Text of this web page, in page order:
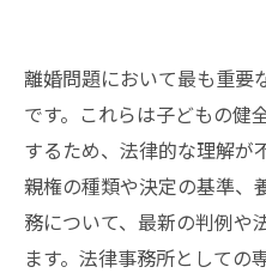
離婚問題において最も重要
です。これらは子どもの健
するため、法律的な理解が
親権の種類や決定の基準、
務について、最新の判例や
ます。法律事務所としての